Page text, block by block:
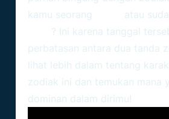
kamu seorang
atau
? Ini karena tanggal
perbatasan antara dua tanda
lihat lebih dalam tentang
zodiak ini dan temukan mana
dominan dalam dirimu!